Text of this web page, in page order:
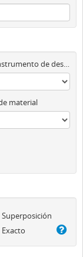
Instrumento de descripción
material
Superposición
Exacto